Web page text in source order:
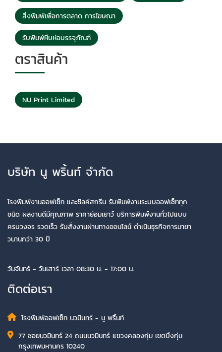
สิ่งพิมพ์เพื่อการตลาด การโฆษณา
รับพิมพ์หีบห่อบรรจุภัณฑ์
ตราสินค้า
NU Print Limited
บริษัท นู พริ้นท์ จำกัด
โรงพิมพ์งานออฟเซ็ท และซิลค์สกรีน รับพิมพ์งานระบบออฟเซ็ททุก
ชนิด ผลงานดีมีคุณภาพ ราคาย่อมเยาว์ บริการพิมพ์งานทั่วไปแบบ
ครบวงจร รวดเร็ว รับสั่งงานผ่านทางออนไลน์ ดำเนินธุรกิจการมายา
วนานกว่า 30 ปี
วันจันทร์ - วันเสาร์ เวลา 08:30 น. - 17:00 น.
ติดต่อเรา
โรงพิมพ์ออฟเซ็ท นวมินทร์ - นู พริ้นท์
77 ซอยนวมินทร์ 24 ถนนนวมินทร์ แขวงคลองกุ่ม เขตบึงกุ่ม
กรุงเทพมหานคร 10240